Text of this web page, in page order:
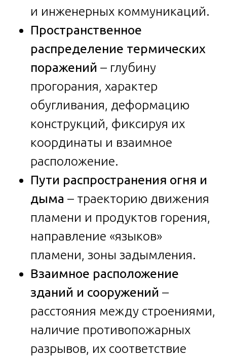
и инженерных коммуникаций.
Пространственное
распределение термических
поражений – глубину
прогорания, характер
обугливания, деформацию
конструкций, фиксируя их
координаты и взаимное
расположение.
Пути распространения огня и
дыма – траекторию движения
пламени и продуктов горения,
направление «языков»
пламени, зоны задымления.
Взаимное расположение
зданий и сооружений –
расстояния между строениями,
наличие противопожарных
разрывов, их соответствие